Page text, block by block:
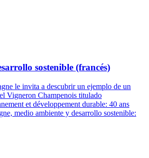
sostenible (francés)
le invita a descubrir un ejemplo de un
Vigneron Champenois titulado
et développement durable: 40 ans
medio ambiente y desarrollo sostenible: